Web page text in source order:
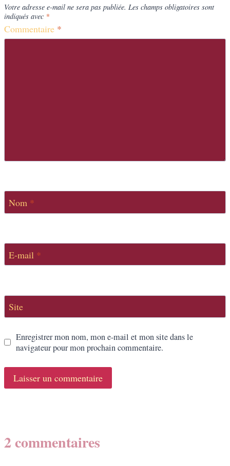
Votre adresse e-mail ne sera pas publiée. Les champs obligatoires sont
indiqués avec *
Commentaire *
Nom *
E-mail *
Site
Enregistrer mon nom, mon e-mail et mon site dans le
navigateur pour mon prochain commentaire.
2 commentaires